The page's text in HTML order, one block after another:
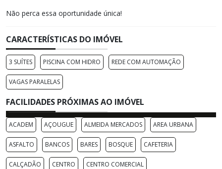
Não perca essa oportunidade única!
CARACTERÍSTICAS DO IMÓVEL
3 SUÍTES PISCINA COM HIDRO REDE COM AUTOMAÇÃO
VAGAS PARALELAS
FACILIDADES PRÓXIMAS AO IMÓVEL
ACADEM AÇOUGUE ALMEIDA MERCADOS AREA URBANA
ASFALTO BANCOS BARES BOSQUE CAFETERIA
CALÇADÃO CENTRO CENTRO COMERCIAL